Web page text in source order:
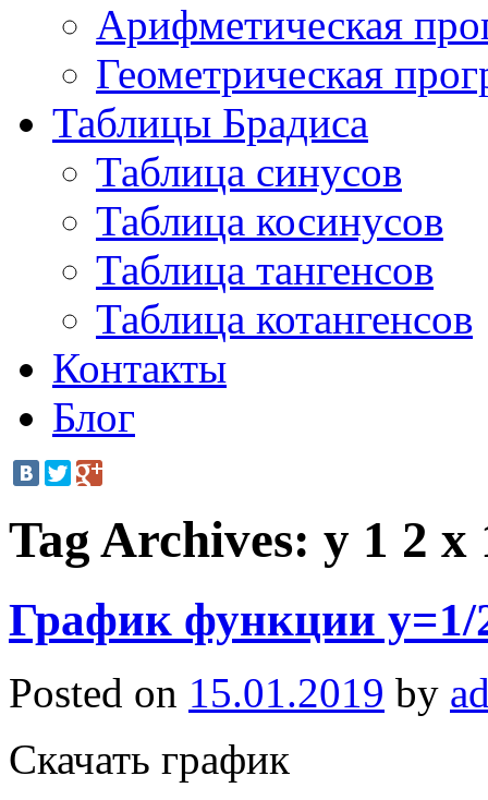
Арифметическая
Геометрическая
Таблицы Брадиса
Таблица синусов
Таблица косинусов
Таблица тангенсов
Таблица котангенсов
Контакты
Блог
Tag Archives: y 1 2 x
График функции y=1/
Posted on 15.01.2019 by
Скачать график